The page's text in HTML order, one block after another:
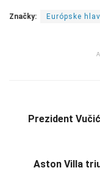
Značky: Európske
Prezident
Aston Villa